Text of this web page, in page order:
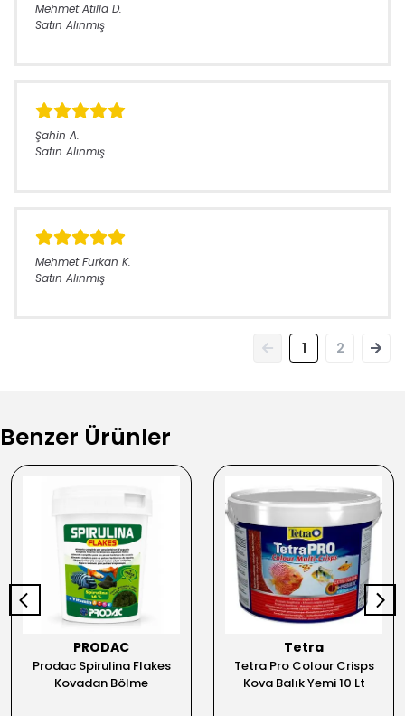
Mehmet Atilla D.
Satın Alınmış
Şahin A.
Satın Alınmış
Mehmet Furkan K.
Satın Alınmış
1 2
Benzer Ürünler
PRODAC
Prodac Spirulina Flakes
Kovadan Bölme
Tetra
Tetra Pro Colour Crisps
Kova Balık Yemi 10 Lt